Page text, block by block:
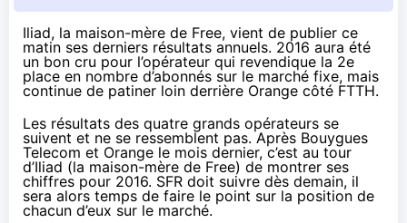
Iliad, la maison-mère de Free, vient de publier ce
matin ses derniers résultats annuels. 2016 aura été
un bon cru pour l’opérateur qui revendique la 2e
place en nombre d’abonnés sur le marché fixe, mais
continue de patiner loin derrière Orange côté FTTH.
Les résultats des quatre grands opérateurs se
suivent et ne se ressemblent pas. Après Bouygues
Telecom et Orange le mois dernier, c’est au tour
d’Iliad (la maison-mère de Free) de montrer ses
chiffres pour 2016. SFR doit suivre dès demain, il
sera alors temps de faire le point sur la position de
chacun d’eux sur le marché.